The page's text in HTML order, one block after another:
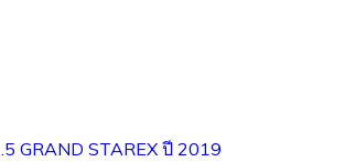
GRAND STAREX ปี 2019